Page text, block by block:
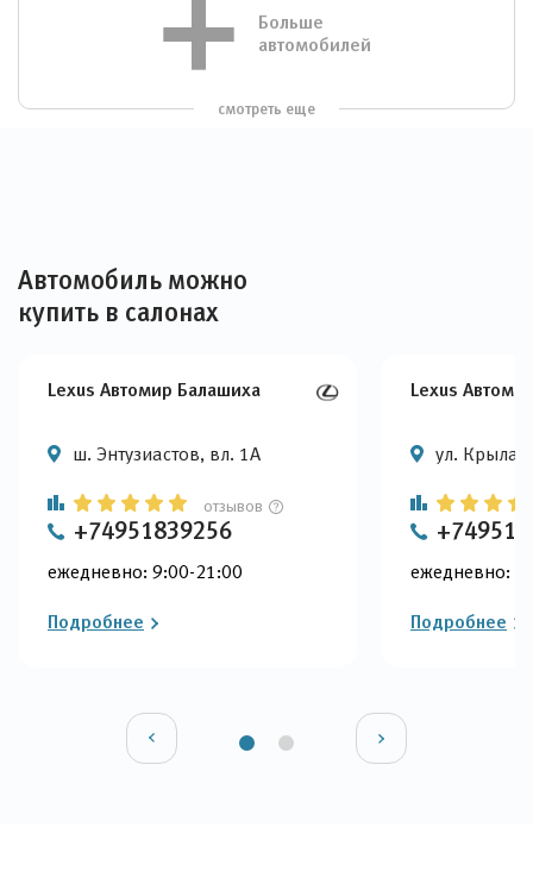
Больше
автомобилей
смотреть еще
Автомобиль можно
купить в салонах
Lexus Автомир Балашиха
ш. Энтузиастов, вл. 1А
отзывов
+74951839256
ежедневно: 9:00-21:00
Подробнее
Lexus
ул.
ежедневно:
Подробнее